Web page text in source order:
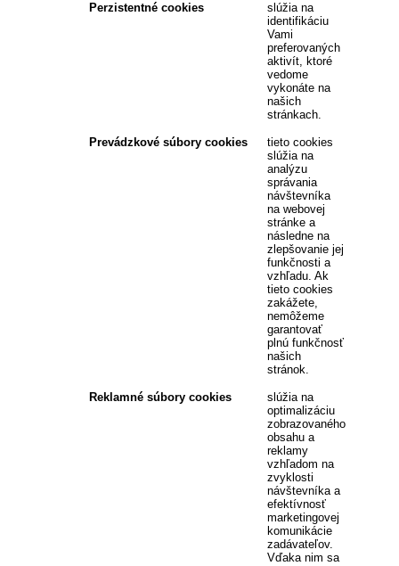
Perzistentné cookies
slúžia na
identifikáciu
Vami
preferovaných
aktivít, ktoré
vedome
vykonáte na
našich
stránkach.
Prevádzkové súbory cookies
tieto cookies
slúžia na
analýzu
správania
návštevníka
na webovej
stránke a
následne na
zlepšovanie jej
funkčnosti a
vzhľadu. Ak
tieto cookies
zakážete,
nemôžeme
garantovať
plnú funkčnosť
našich
stránok.
Reklamné súbory cookies
slúžia na
optimalizáciu
zobrazovaného
obsahu a
reklamy
vzhľadom na
zvyklosti
návštevníka a
efektívnosť
marketingovej
komunikácie
zadávateľov.
Vďaka nim sa